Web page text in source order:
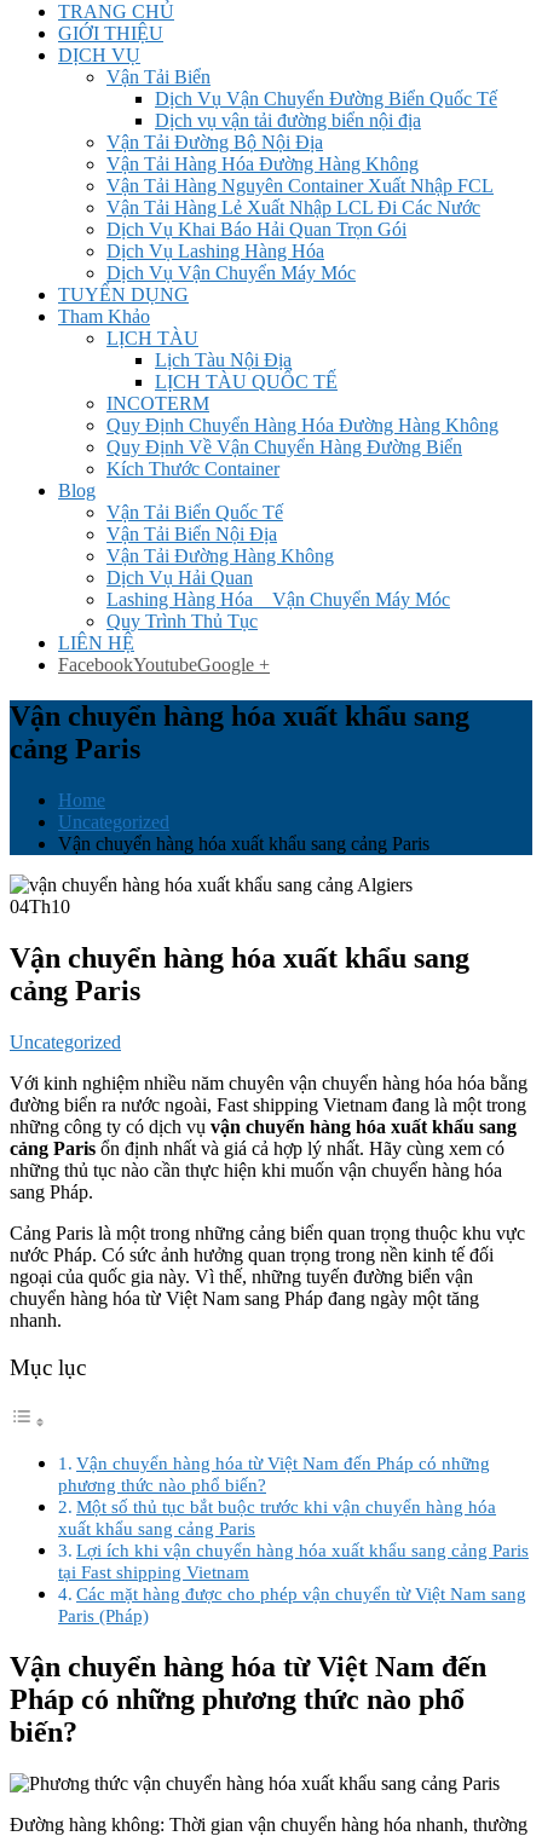
TRANG CHỦ
GIỚI THIỆU
DỊCH VỤ
Vận Tải Biển
Dịch Vụ Vận Chuyển Đường Biển Quốc Tế
Dịch vụ vận tải đường biển nội địa
Vận Tải Đường Bộ Nội Địa
Vận Tải Hàng Hóa Đường Hàng Không
Vận Tải Hàng Nguyên Container Xuất Nhập FCL
Vận Tải Hàng Lẻ Xuất Nhập LCL Đi Các Nước
Dịch Vụ Khai Báo Hải Quan Trọn Gói
Dịch Vụ Lashing Hàng Hóa
Dịch Vụ Vận Chuyển Máy Móc
TUYỂN DỤNG
Tham Khảo
LỊCH TÀU
Lịch Tàu Nội Địa
LỊCH TÀU QUỐC TẾ
INCOTERM
Quy Định Chuyển Hàng Hóa Đường Hàng Không
Quy Định Về Vận Chuyển Hàng Đường Biển
Kích Thước Container
Blog
Vận Tải Biển Quốc Tế
Vận Tải Biển Nội Địa
Vận Tải Đường Hàng Không
Dịch Vụ Hải Quan
Lashing Hàng Hóa _ Vận Chuyển Máy Móc
Quy Trình Thủ Tục
LIÊN HỆ
FacebookYoutubeGoogle +
Vận chuyển hàng hóa xuất khẩu sang
cảng Paris
Home
Uncategorized
Vận chuyển hàng hóa xuất khẩu sang cảng Paris
04Th10
Vận chuyển hàng hóa xuất khẩu sang
cảng Paris
Uncategorized
Với kinh nghiệm nhiều năm chuyên vận chuyển hàng hóa hóa bằng
đường biển ra nước ngoài, Fast shipping Vietnam đang là một trong
những công ty có dịch vụ vận chuyển hàng hóa xuất khẩu sang
cảng Paris ổn định nhất và giá cả hợp lý nhất. Hãy cùng xem có
những thủ tục nào cần thực hiện khi muốn vận chuyển hàng hóa
sang Pháp.
Cảng Paris là một trong những cảng biển quan trọng thuộc khu vực
nước Pháp. Có sức ảnh hưởng quan trọng trong nền kinh tế đối
ngoại của quốc gia này. Vì thế, những tuyến đường biển vận
chuyển hàng hóa từ Việt Nam sang Pháp đang ngày một tăng
nhanh.
Mục lục
Vận chuyển hàng hóa từ Việt Nam đến Pháp có những
phương thức nào phổ biến?
Một số thủ tục bắt buộc trước khi vận chuyển hàng hóa
xuất khẩu sang cảng Paris
Lợi ích khi vận chuyển hàng hóa xuất khẩu sang cảng Paris
tại Fast shipping Vietnam
Các mặt hàng được cho phép vận chuyển từ Việt Nam sang
Paris (Pháp)
Vận chuyển hàng hóa từ Việt Nam đến
Pháp có những phương thức nào phổ
biến?
Đường hàng không: Thời gian vận chuyển hàng hóa nhanh, thường